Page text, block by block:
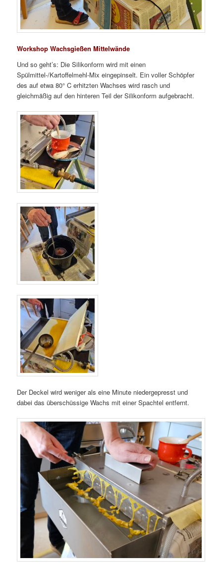
Workshop Wachsgießen Mittelwände
Und so geht’s: Die Silikonform wird mit einen
Spülmittel-/Kartoffelmehl-Mix eingepinselt. Ein voller Schöpfer
des auf etwa 80° C erhitzten Wachses wird rasch und
gleichmäßig auf den hinteren Teil der Silikonform aufgebracht.
Der Deckel wird weniger als eine Minute niedergepresst und
dabei das überschüssige Wachs mit einer Spachtel entfernt.